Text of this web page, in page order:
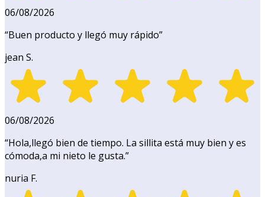
06/08/2026
“Buen producto y llegó muy rápido”
jean S.
06/08/2026
“Hola,llegó bien de tiempo. La sillita está muy bien y es
cómoda,a mi nieto le gusta.”
nuria F.